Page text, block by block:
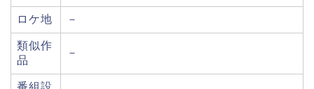
ロケ地 －
類似作
品
－
番組設